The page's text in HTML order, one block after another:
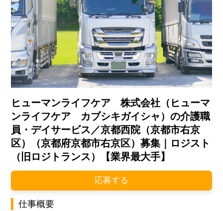
ヒューマンライフケア 株式会社（ヒューマ
ンライフケア カブシキガイシャ）の介護職
員・デイサービス／京都西院（京都市右京
区）（京都府京都市右京区）募集｜ロジスト
（旧ロジトランス）【業界最大手】
応募する
仕事概要